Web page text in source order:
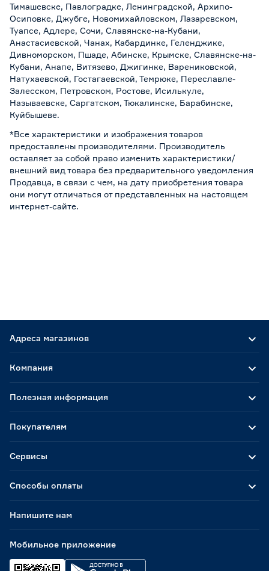
Тимашевске, Павлоградке, Ленинградской, Архипо-
Осиповке, Джубге, Новомихайловском, Лазаревском,
Туапсе, Адлере, Сочи, Славянске-на-Кубани,
Анастасиевской, Чанах, Кабардинке, Геленджике,
Дивноморском, Пшаде, Абинске, Крымске, Славянске-на-
Кубани, Анапе, Витязево, Джигинке, Варениковской,
Натухаевской, Гостагаевской, Темрюке, Переславле-
Залесском, Петровском, Ростове, Исилькуле,
Называевске, Саргатском, Тюкалинске, Барабинске,
Куйбышеве.
*Все характеристики и изображения товаров
предоставлены производителями. Производитель
оставляет за собой право изменить характеристики/
внешний вид товара без предварительного уведомления
Продавца, в связи с чем, на дату приобретения товара
они могут отличаться от представленных на настоящем
интернет-сайте.
Адреса магазинов
Способы оплаты
Мобильное приложение
Компания
Полезная информация
Покупателям
Сервисы
Напишите нам